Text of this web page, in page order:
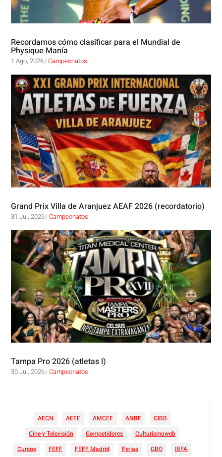
Recordamos cómo clasificar para el Mundial de
Physique Manía
1 Ago, 2026 |Campeonatos
Grand Prix Villa de Aranjuez AEAF 2026 (recordatorio)
31 Jul, 2026 |Campeonatos
Tampa Pro 2026 (atletas I)
30 Jul, 2026 |Campeonatos
AECN AEFF AMCFF ANBF
CIBB
Cine y Televisión
Competidores
Culturismoweb
Cursos
FEFF FEFF Madrid Ferias GBO
IBFA